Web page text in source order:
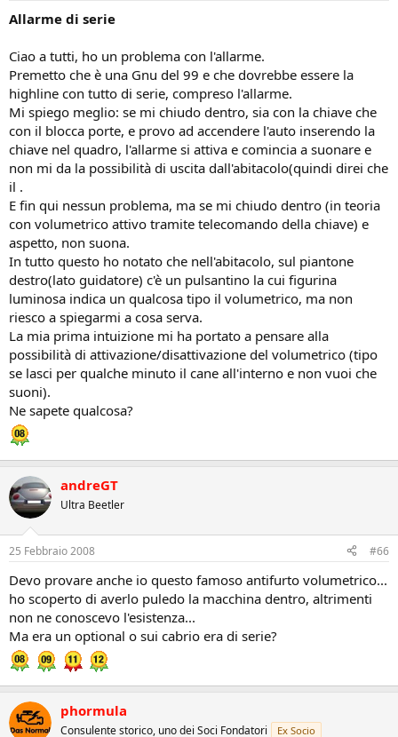
Allarme di serie
Ciao a tutti, ho un problema con l'allarme.
Premetto che è una Gnu del 99 e che dovrebbe essere la
highline con tutto di serie, compreso l'allarme.
Mi spiego meglio: se mi chiudo dentro, sia con la chiave che
con il blocca porte, e provo ad accendere l'auto inserendo la
chiave nel quadro, l'allarme si attiva e comincia a suonare e
non mi da la possibilità di uscita dall'abitacolo(quindi direi che
il .
E fin qui nessun problema, ma se mi chiudo dentro (in teoria
con volumetrico attivo tramite telecomando della chiave) e
aspetto, non suona.
In tutto questo ho notato che nell'abitacolo, sul piantone
destro(lato guidatore) c'è un pulsantino la cui figurina
luminosa indica un qualcosa tipo il volumetrico, ma non
riesco a spiegarmi a cosa serva.
La mia prima intuizione mi ha portato a pensare alla
possibilità di attivazione/disattivazione del volumetrico (tipo
se lasci per qualche minuto il cane all'interno e non vuoi che
suoni).
Ne sapete qualcosa?
andreGT
Ultra Beetler
25 Febbraio 2008 #66
Devo provare anche io questo famoso antifurto volumetrico...
ho scoperto di averlo puledo la macchina dentro, altrimenti
non ne conoscevo l'esistenza...
Ma era un optional o sui cabrio era di serie?
phormula
Consulente storico, uno dei Soci Fondatori Ex Socio